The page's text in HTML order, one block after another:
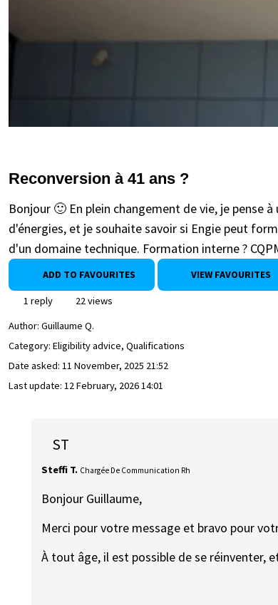
Reconversion à 41 ans ?
Bonjour 🙂 En plein changement de vie, je pense
d'énergies, et je souhaite savoir si Engie peut
d'un domaine technique. Formation interne ?
ADD TO FAVOURITES VIEW FAVOURITES
1 reply
22 views
Author: Guillaume Q.
Category: Eligibility advice, Qualifications
Date asked: 11 November, 2025 21:52
Last update: 12 February, 2026 14:01
ST
Steffi T. Chargée De Communication Rh
Bonjour Guillaume,
Merci pour votre message et bravo pour
À tout âge, il est possible de se réinventer,